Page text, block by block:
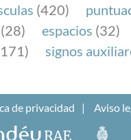
(420)
(28) espacios (32)
signos
de privacidad Aviso